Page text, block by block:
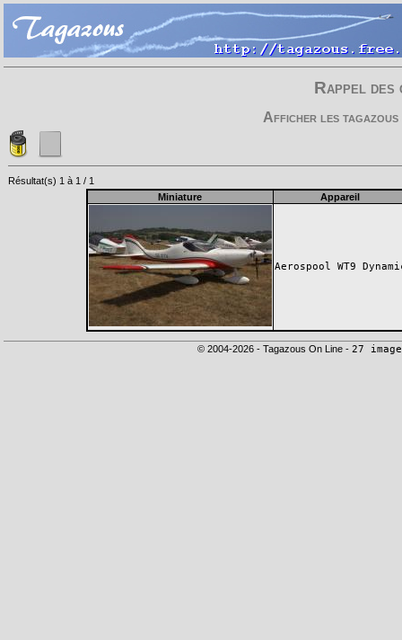
Rappel
Afficher les
Résultat(s) 1 à 1 / 1
Miniature
Appareil
Aerospool WT9
© 2004-2026 - Tagazous On Line - 27